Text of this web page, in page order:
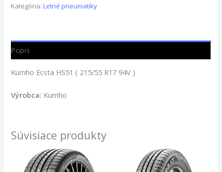
Kategória:Letné pneumatiky
Popis
Kumho Ecsta HS51 ( 215/55 R17 94V )
Výrobca: Kumho
Súvisiace produkty